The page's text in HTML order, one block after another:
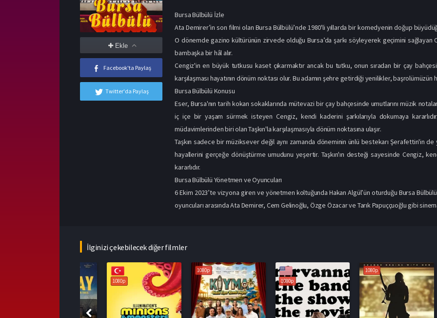
Ekle
Facebook'ta Paylaş
Twitter'da Paylaş
Bursa Bülbülü İzle
Ata Demirer’in son filmi olan Bursa Bülbülü’nde 1980'li yıllarda bir komedyenin doğup
O dönemde gazino kültürünün zirvede olduğu Bursa’da şarkı söyleyerek geçimini sağlayan
bambaşka bir hâl alır.
Cengiz'in en büyük tutkusu kaset çıkarmaktır ancak bu tutku, onun sıradan bir çay bahçesi
karşılaşması hayatının dönüm noktası olur. Bu adamın şehre getirdiği yenilikler, başrolümüzün
Bursa Bülbülü Konusu
Eser, Bursa'nın tarih kokan sokaklarında mütevazi bir çay bahçesinde umutlarını müzik
iç içe bir yaşam sürmek isteyen Cengiz, kendi kaderini şarkılarıyla dokumaya
müdavimlerinden biri olan Taşkın'la karşılaşmasıyla dönüm noktasına ulaşır.
Taşkın sadece bir müziksever değil aynı zamanda döneminin ünlü bestekarı Şerafettin'in de
hayallerini gerçeğe dönüştürme umudunu yeşertir. Taşkın'ın desteği sayesinde Cengiz,
kararlıdır.
Bursa Bülbülü Yönetmen ve Oyuncuları
6 Ekim 2023’te vizyona giren ve yönetmen koltuğunda Hakan Algül’ün oturduğu Bursa
oyuncuları arasında Ata Demirer, Cem Gelinoğlu, Özge Özacar ve Tarık Papuççuoğlu gibi
İlginizi çekebilecek diğer filmler
1080p
1080p
1080p
1080p 1080p